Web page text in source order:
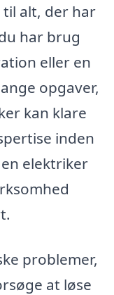
alt, der har
har brug
eller en
opgaver,
kan klare
inden
elektriker
problemer,
at løse